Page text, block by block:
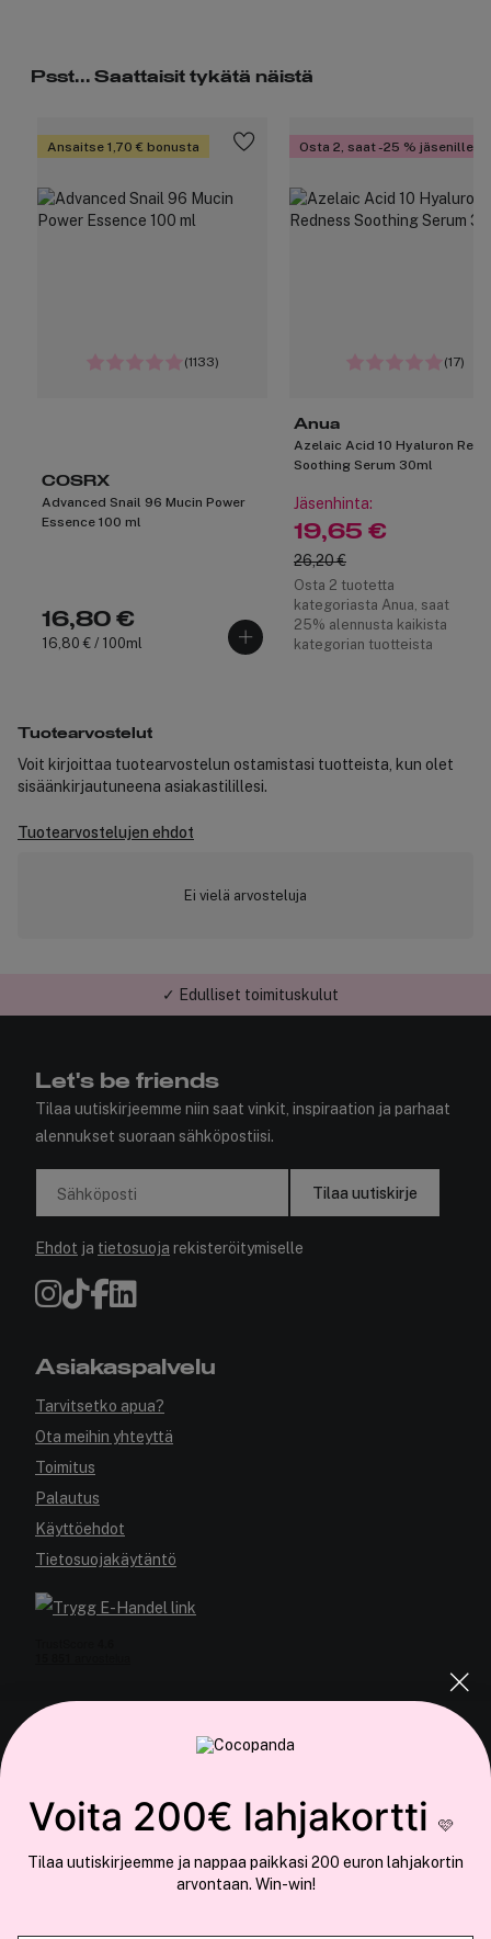
Psst... Saattaisit tykätä näistä
Ansaitse 1,70 € bonusta
(1133)
COSRX
Advanced Snail 96 Mucin Power
Essence 100 ml
16,80 €
16,80 € / 100ml
Osta 2, saat -25 % jäsenille
(17)
Anua
Azelaic Acid 10 Hyaluron
Soothing Serum 30ml
Jäsenhinta:
19,65 €
26,20 €
Osta 2 tuotetta
kategoriasta Anua, saat
25% alennusta kaikista
kategorian tuotteista
Tuotearvostelut
Voit kirjoittaa tuotearvostelun ostamistasi tuotteista, kun olet
sisäänkirjautuneena asiakastilillesi.
Tuotearvostelujen ehdot
Ei vielä arvosteluja
✓ Edulliset toimituskulut
Let's be friends
Tilaa uutiskirjeemme niin saat vinkit, inspiraation ja parhaat
alennukset suoraan sähköpostiisi.
Sähköposti Tilaa uutiskirje
Ehdot ja tietosuoja rekisteröitymiselle
Asiakaspalvelu
Tarvitsetko apua?
Ota meihin yhteyttä
Toimitus
Palautus
Käyttöehdot
Tietosuojakäytäntö
Meistä
Voita 200€ lahjakortti 🩷
Tilaa uutiskirjeemme ja nappaa paikkasi 200 euron lahjakortin
arvontaan. Win-win!